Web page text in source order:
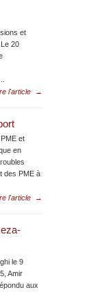
et
20
l'article
→
et
en
des PME à
l'article
→
le 9
Amir
aux